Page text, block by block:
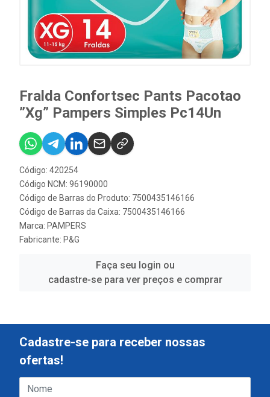
Fralda Confortsec Pants Pacotao
”Xg” Pampers Simples Pc14Un
Código: 420254
Código NCM: 96190000
Código de Barras do Produto: 7500435146166
Código de Barras da Caixa: 7500435146166
Marca: PAMPERS
Fabricante: P&G
Faça seu login ou
cadastre-se para ver preços e comprar
Cadastre-se para receber nossas
ofertas!